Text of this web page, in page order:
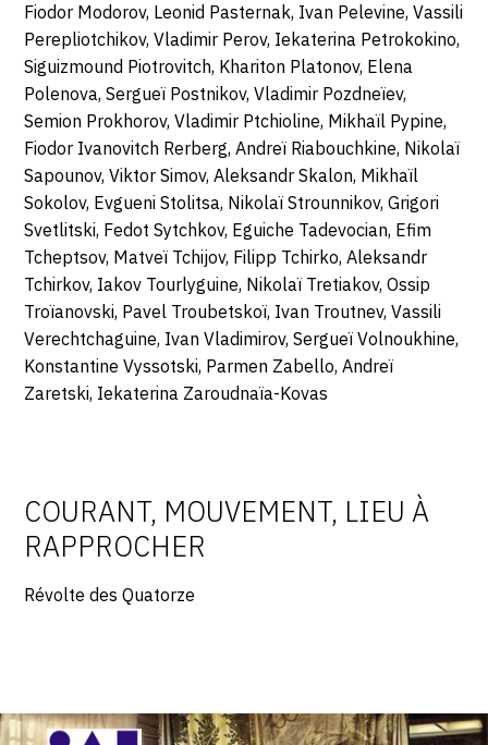
Fiodor Modorov, Leonid Pasternak, Ivan Pelevine, Vassili
Perepliotchikov, Vladimir Perov, Iekaterina Petrokokino,
Siguizmound Piotrovitch, Khariton Platonov, Elena
Polenova, Sergueï Postnikov, Vladimir Pozdneïev,
Semion Prokhorov, Vladimir Ptchioline, Mikhaïl Pypine,
Fiodor Ivanovitch Rerberg, Andreï Riabouchkine, Nikolaï
Sapounov, Viktor Simov, Aleksandr Skalon, Mikhaïl
Sokolov, Evgueni Stolitsa, Nikolaï Strounnikov, Grigori
Svetlitski, Fedot Sytchkov, Eguiche Tadevocian, Efim
Tcheptsov, Matveï Tchijov, Filipp Tchirko, Aleksandr
Tchirkov, Iakov Tourlyguine, Nikolaï Tretiakov, Ossip
Troïanovski, Pavel Troubetskoï, Ivan Troutnev, Vassili
Verechtchaguine, Ivan Vladimirov, Sergueï Volnoukhine,
Konstantine Vyssotski, Parmen Zabello, Andreï
Zaretski, Iekaterina Zaroudnaïa-Kovas
COURANT, MOUVEMENT, LIEU À
RAPPROCHER
Révolte des Quatorze